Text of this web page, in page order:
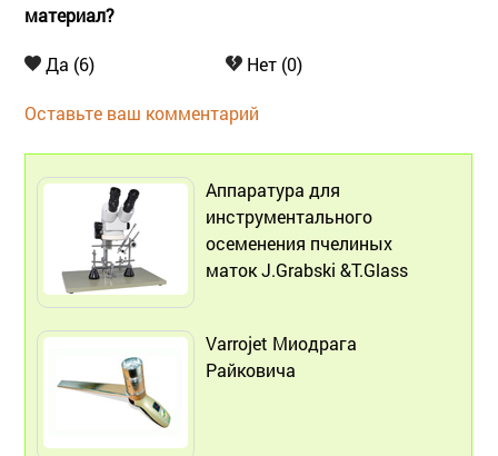
материал?
Да (6) Нет (0)
Оставьте ваш комментарий
Аппаратура для
инструментального
осеменения пчелиных
маток J.Grabski &T.Glass
Varrojet Миодрага
Райковича